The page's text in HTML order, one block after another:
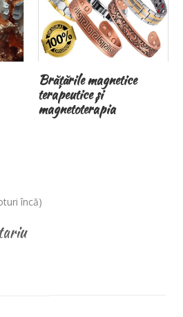
Brățările magnetice
terapeutice și
magnetoterapia
încă)